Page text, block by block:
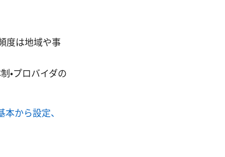
度は地域や事
・プロバイダの
から設定、